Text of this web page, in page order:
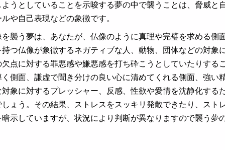
うとしていることを示唆する夢の中で襲うことは、脅威
や自己表現などの象徴です。
襲う夢は、あなたが、仏像のように真理や完璧を求める
つ仏像が象徴するネガティブな人、動物、団体などの対
点に対する罪悪感や嫌悪感を打ち砕こうとしていたりす
側面、謙虚で聞き分けの良い心に清めてくれる側面、強
象に対するプレッシャー、反感、性欲や愛情を沈静化す
ょう。その結果、ストレスをスッキリ発散できたり、ス
示していますが、状況により判断が異なりますので襲う夢